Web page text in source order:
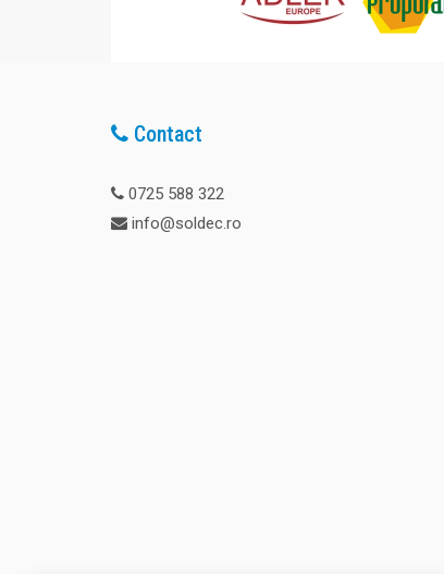
Contact
0725 588 322
info@soldec.ro